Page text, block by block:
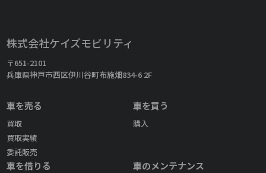
株式会社ケイズモビリティ
〒651-2101
兵庫県神戸市西区伊川谷町布施畑834-6 2F
車を売る
買取
買取実績
委託販売
車を買う
購入
車を借りる 車のメンテナンス